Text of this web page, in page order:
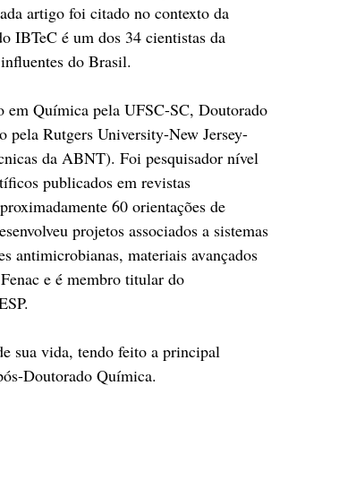
artigo foi citado no contexto da
IBTeC é um dos 34 cientistas da
do Brasil.
em Química pela UFSC-SC, Doutorado
pela Rutgers University-New Jersey-
da ABNT). Foi pesquisador nível
publicados em revistas
60 orientações de
projetos associados a sistemas
antimicrobianas, materiais avançados
e é membro titular do
sua vida, tendo feito a principal
Doutorado Química.